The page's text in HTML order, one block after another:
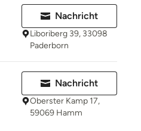
Nachricht
Liboriberg 39, 33098
Paderborn
Nachricht
Oberster Kamp 17,
59069 Hamm